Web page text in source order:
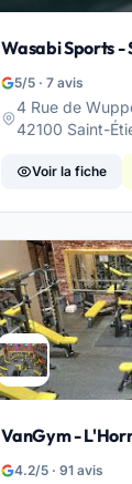
Wasabi Sports -
5/5 · 7 avis
4 Rue de
42100 Saint-
Voir la fiche
VanGym -
4.2/5 · 91 avis